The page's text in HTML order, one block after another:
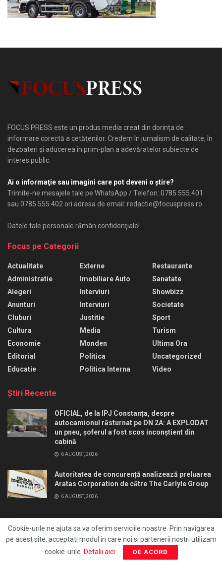
FOCUS PRESS este un produs media creat din dorinţa de
informare corectă a cetăţenilor. Credem în jurnalism de calitate, în
dezbateri şi aducerea în prim-plan a adevăratelor subiecte de
interes public.
Ai o informaţie sau imagini care pot deveni o ştire?
Trimite-ne mesajele tale pe WhatsApp / Telefon: 0785.555.401
sau 0785.555.402 ori adresa de email: redactie@focuspress.ro
Datele tale personale rămân confidenţiale!
Focus pe Categorii
Actualitate
Administratie
Alegeri
Anunturi
Cluburi
Cultura
Economie
Editorial
Educatie
Externe
Imobiliare Auto
Interviuri
Interviuri
Justitie
Media
Monden
Politica
Politica Interna
Restaurante
Sanatate
Showbizz
Societate
Sport
Turism
Ultima Ora
Uncategorized
Video
Ştiri Recente
OFICIAL, de la IPJ Constanța, despre
autocamionul răsturnat pe DN 2A: A EXPLODAT
un pneu, șoferul a fost scos inconștient din
cabină
6 AUGUST, 2026
Autoritatea de concurență analizează preluarea
Aratas Corporation de către The Carlyle Group
6 AUGUST, 2026
Redactie Editia print
FocusAds
Cookie-urile ne ajuta sa va oferim serviciile noastre. Prin navigarea
pe acest site, acceptati modul in care noi si partenerii nostri utilizam
cookie-urile. Detalii aici DE ACORD